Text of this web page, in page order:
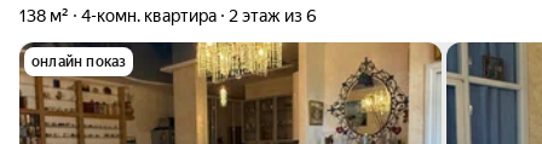
138 м² 4-комн. квартира 2 этаж из 6
онлайн показ